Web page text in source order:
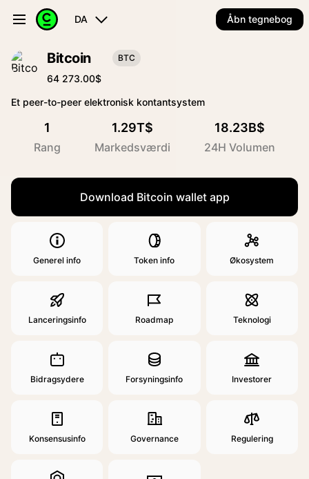
DA Åbn tegnebog
Bitcoin BTC
64 273.00$
Et peer-to-peer elektronisk kontantsystem
1
Rang
1.29T$
Markedsværdi
18.23B$
24H Volumen
Download Bitcoin wallet app
Generel info Token info Økosystem
Lanceringsinfo Roadmap Teknologi
Bidragsydere Forsyningsinfo Investorer
Konsensusinfo Governance Regulering